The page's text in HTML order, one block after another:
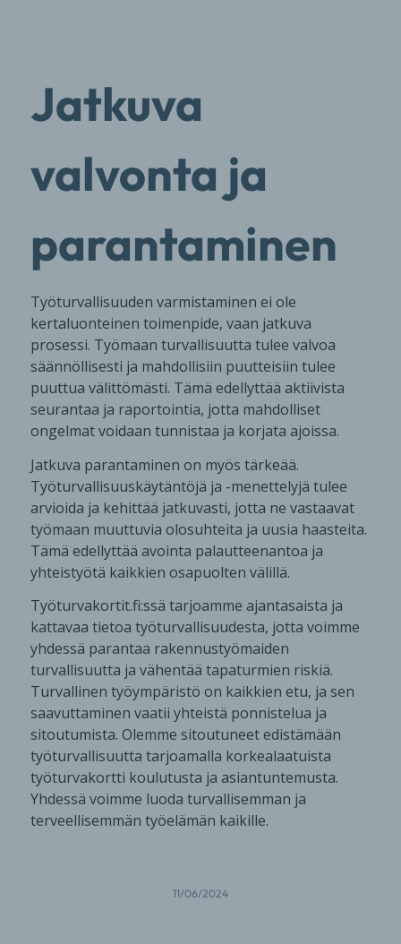
Jatkuva
valvonta ja
parantaminen
Työturvallisuuden varmistaminen ei ole
kertaluonteinen toimenpide, vaan jatkuva
prosessi. Työmaan turvallisuutta tulee valvoa
säännöllisesti ja mahdollisiin puutteisiin tulee
puuttua välittömästi. Tämä edellyttää aktiivista
seurantaa ja raportointia, jotta mahdolliset
ongelmat voidaan tunnistaa ja korjata ajoissa.
Jatkuva parantaminen on myös tärkeää.
Työturvallisuuskäytäntöjä ja -menettelyjä tulee
arvioida ja kehittää jatkuvasti, jotta ne vastaavat
työmaan muuttuvia olosuhteita ja uusia haasteita.
Tämä edellyttää avointa palautteenantoa ja
yhteistyötä kaikkien osapuolten välillä.
Työturvakortit.fi:ssä tarjoamme ajantasaista ja
kattavaa tietoa työturvallisuudesta, jotta voimme
yhdessä parantaa rakennustyömaiden
turvallisuutta ja vähentää tapaturmien riskiä.
Turvallinen työympäristö on kaikkien etu, ja sen
saavuttaminen vaatii yhteistä ponnistelua ja
sitoutumista. Olemme sitoutuneet edistämään
työturvallisuutta tarjoamalla korkealaatuista
työturvakortti koulutusta ja asiantuntemusta.
Yhdessä voimme luoda turvallisemman ja
terveellisemmän työelämän kaikille.
11/06/2024